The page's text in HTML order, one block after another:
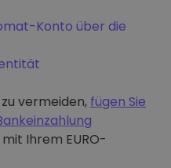
Konto über die
vermeiden, fügen Sie
Ihrem EURO-